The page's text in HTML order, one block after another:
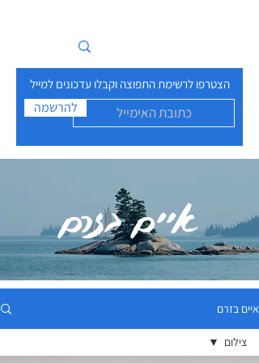
הצטרפו לרשימת התפוצה וקבלו עדכונים למייל
להרשמה
איים בזרם
איים בזרם
צילום